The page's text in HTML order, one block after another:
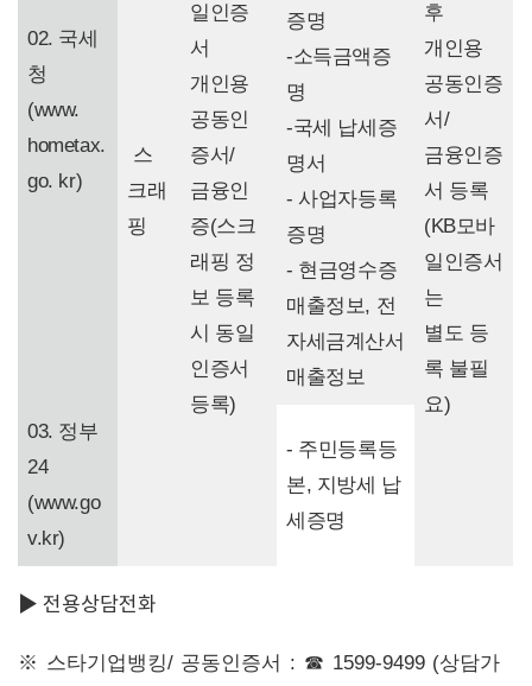
02. 국세
청
(www.
hometax.
go. kr)
스
크래
핑
일인증
서
개인용
공동인
증서/
금융인
증(스크
래핑 정
보 등록
시 동일
인증서
등록)
증명
-소득금액증
명
-국세 납세증
명서
- 사업자등록
증명
- 현금영수증
매출정보, 전
자세금계산서
매출정보
후
개인용
공동인증
서/
금융인증
서 등록
(KB모바
일인증서
는
별도 등
록 불필
요)
03. 정부
24
(www.go
v.kr)
- 주민등록등
본, 지방세 납
세증명
▶ 전용상담전화
※ 스타기업뱅킹/ 공동인증서 : ☎ 1599-9499 (상담가